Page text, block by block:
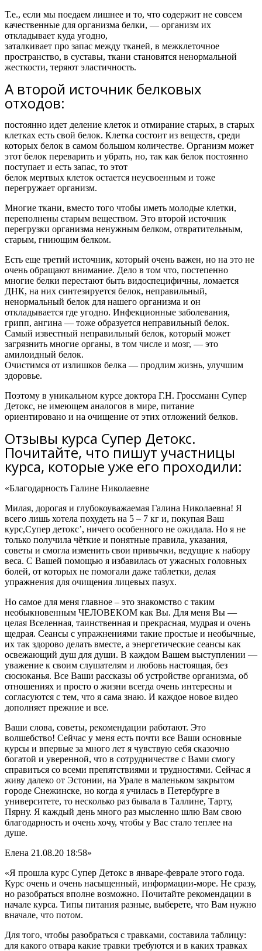
Т.е., если мы поедаем лишнее и то, что содержит не совсем
качественные для организма белки, — организм их
откладывает куда угодно,
заталкивает про запас между тканей, в межклеточное
пространство, в суставы, ткани становятся ненормальной
жесткости, теряют эластичность.
А второй источник белковых
отходов:
постоянно идет деление клеток и отмирание старых, в старых
клетках есть свой белок. Клетка состоит из веществ, среди
которых белок в самом большом количестве. Организм может
этот белок переварить и убрать, но, так как белок постоянно
поступает и есть запас, то этот
белок мертвых клеток остается неусвоенным и тоже
перегружает организм.
Многие ткани, вместо того чтобы иметь молодые клетки,
переполнены старым веществом. Это второй источник
перегрузки организма ненужным белком, отвратительным,
старым, гниющим белком.
Есть еще третий источник, который очень важен, но на это не
очень обращают внимание. Дело в том что, постепенно
многие белки перестают быть видоспецифичны, ломается
ДНК, на них синтезируется белок, неправильный,
ненормальный белок для нашего организма и он
откладывается где угодно. Инфекционные заболевания,
грипп, ангина — тоже образуется неправильный белок.
Самый известный неправильный белок, который может
загрязнить многие органы, в том числе и мозг, — это
амилоидный белок.
Очистимся от излишков белка — продлим жизнь, улучшим
здоровье.
Поэтому в уникальном курсе доктора Г.Н. Гроссманн Супер
Детокс, не имеющем аналогов в мире, питание
ориентировано и на очищение от этих отложений белков.
Отзывы курса Супер Детокс.
Почитайте, что пишут участницы
курса, которые уже его проходили:
«Благодарность Галине Николаевне
Милая, дорогая и глубокоуважаемая Галина Николаевна! Я
всего лишь хотела похудеть на 5 – 7 кг и, покупая Ваш
курс,Супер детокс’, ничего особенного не ожидала. Но я не
только получила чёткие и понятные правила, указания,
советы и смогла изменить свои привычки, ведущие к набору
веса. С Вашей помощью я избавилась от ужасных головных
болей, от которых не помогали даже таблетки, делая
упражнения для очищения лицевых пазух.
Но самое для меня главное – это знакомство с таким
необыкновенным ЧЕЛОВЕКОМ как Вы. Для меня Вы —
целая Вселенная, таинственная и прекрасная, мудрая и очень
щедрая. Сеансы с упражнениями такие простые и необычные,
их так здорово делать вместе, а энергетические сеансы как
освежающий душ для души. В каждом Вашем выступлении —
уважение к своим слушателям и любовь настоящая, без
сюсюканья. Все Ваши рассказы об устройстве организма, об
отношениях и просто о жизни всегда очень интересны и
согласуются с тем, что я сама знаю. И каждое новое видео
дополняет прежние и все.
Ваши слова, советы, рекомендации работают. Это
волшебство! Сейчас у меня есть почти все Ваши основные
курсы и впервые за много лет я чувствую себя сказочно
богатой и уверенной, что в сотрудничестве с Вами смогу
справиться со всеми препятствиями и трудностями. Сейчас я
живу далеко от Эстонии, на Урале в маленьком закрытом
городе Снежинске, но когда я училась в Петербурге в
университете, то несколько раз бывала в Таллине, Тарту,
Пярну. Я каждый день много раз мысленно шлю Вам свою
благодарность и очень хочу, чтобы у Вас стало теплее на
душе.
Елена 21.08.20 18:58»
«Я прошла курс Супер Детокс в январе-феврале этого года.
Курс очень и очень насыщенный, информации-море. Не сразу,
но разобраться вполне возможно. Почитайте рекомендации в
начале курса. Типы питания разные, выберете, что Вам нужно
вначале, что потом.
Для того, чтобы разобраться с травками, составила таблицу:
для какого отвара какие травки требуются и в каких травках